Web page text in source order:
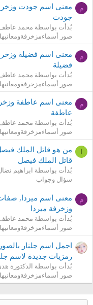
م
معنى اسم جودت
جودت
بُدأت بواسطة محمد
صور أسماءمزخرفةومعانيها
م
معنى اسم فضيلة
فضيلة
بُدأت بواسطة محمد
صور أسماءمزخرفةومعانيها
م
معنى اسم عاطفة
عاطفة
بُدأت بواسطة محمد
صور أسماءمزخرفةومعانيها
ا
من هو قاتل الملك
قاتل الملك فيصل
بُدأت بواسطة ابراهيم
سؤال وجواب
م
معنى اسم ميردا,
وزخرفة ميردا
بُدأت بواسطة محمد
صور أسماءمزخرفةومعانيها
اجمل اسم جلنار
رمزيات جديدة لاسم جلنار
بُدأت بواسطة الدكتورة
صور أسماءمزخرفةومعانيها